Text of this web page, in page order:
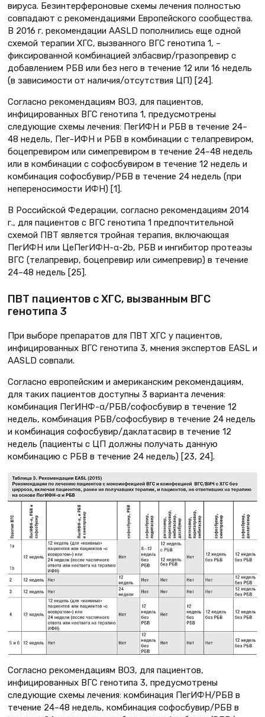
вируса. Безинтерфероновые схемы лечения полностью
совпадают с рекомендациями Европейского сообщества.
В 2016 г. рекомендации AASLD пополнились еще одной
схемой терапии ХГС, вызванного ВГС генотипа 1, –
фиксированной комбинацией элбасвир/гразопревир с
добавлением РБВ или без него в течение 12 или 16 недель
(в зависимости от наличия/отсутствия ЦП) [24].
Согласно рекомендациям ВОЗ, для пациентов,
инфицированных ВГС генотипа 1, предусмотрены
следующие схемы лечения: ПегИФН и РБВ в течение 24–
48 недель, Пег-ИФН и РБВ в комбинации с телапревиром,
боцепревиром или симепревиром в течение 24–48 недель
или в комбинации с софосбувиром в течение 12 недель и
комбинация софосбувир/РБВ в течение 24 недель (при
непереносимости ИФН) [1].
В Российской Федерации, согласно рекомендациям 2014
г., для пациентов с ВГС генотипа 1 предпочтительной
схемой ПВТ является тройная терапия, включающая
ПегИФН или ЦеПегИФН-α-2b, РБВ и ингибитор протеазы
ВГС (телапревир, боцепревир или симепревир) в течение
24–48 недель [25].
ПВТ пациентов с ХГС, вызванным ВГС
генотипа 3
При выборе препаратов для ПВТ ХГС у пациентов,
инфицированных ВГС генотипа 3, мнения экспертов EASL и
AASLD совпали.
Согласно европейским и американским рекомендациям,
для таких пациентов доступны 3 варианта лечения:
комбинация ПегИНФ-α/РБВ/софосбувир в течение 12
недель, комбинация РБВ/софосбувир в течение 24 недель
и комбинация софосбувир/даклатасвир в течение 12
недель (пациенты с ЦП должны получать данную
комбинацию с РБВ в течение 24 недель) [23, 24].
Согласно рекомендациям ВОЗ, для пациентов,
инфицированных ВГС генотипа 3, предусмотрены
следующие схемы лечения: комбинация ПегИФН/РБВ в
течение 24–48 недель, комбинация софосбувир/РБВ в